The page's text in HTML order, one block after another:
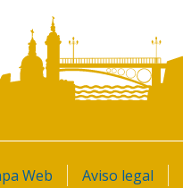
Web Aviso legal